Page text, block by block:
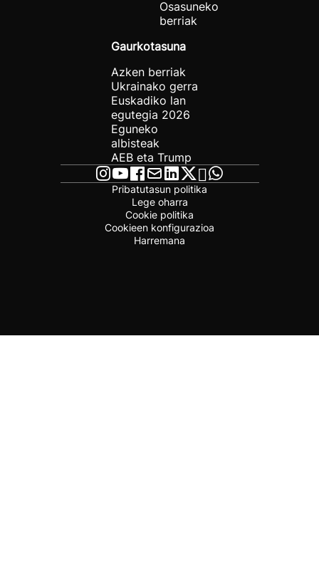
Osasuneko
berriak
Gaurkotasuna
Azken berriak
Ukrainako gerra
Euskadiko lan
egutegia 2026
Eguneko
albisteak
AEB eta Trump
Pribatutasun politika
Lege oharra
Cookie politika
Cookieen konfigurazioa
Harremana